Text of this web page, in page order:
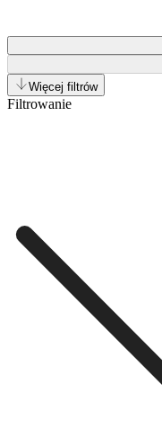
Więcej filtrów
Filtrowanie